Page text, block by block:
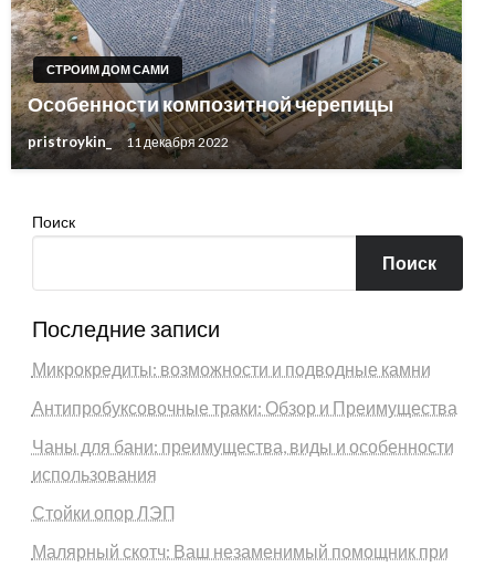
СТРОИМ ДОМ САМИ
Особенности композитной черепицы
pristroykin_ 11 декабря 2022
Поиск
Поиск
Последние записи
Микрокредиты: возможности и подводные камни
Антипробуксовочные траки: Обзор и Преимущества
Чаны для бани: преимущества, виды и особенности
использования
Стойки опор ЛЭП
Малярный скотч: Ваш незаменимый помощник при